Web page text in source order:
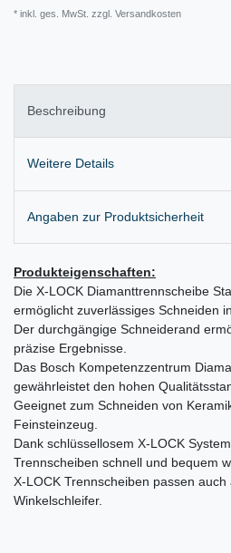
* inkl. ges. MwSt. zzgl. Versandkosten
Beschreibung
Weitere Details
Angaben zur Produktsicherheit
Produkteigenschaften:
Die X-LOCK Diamanttrennscheibe
ermöglicht zuverlässiges Schneiden
Der durchgängige Schneiderand
präzise Ergebnisse.
Das Bosch Kompetenzzentrum
gewährleistet den hohen
Geeignet zum Schneiden von
Feinsteinzeug.
Dank schlüssellosem X-LOCK
Trennscheiben schnell und bequem
X-LOCK Trennscheiben passen auch
Winkelschleifer.